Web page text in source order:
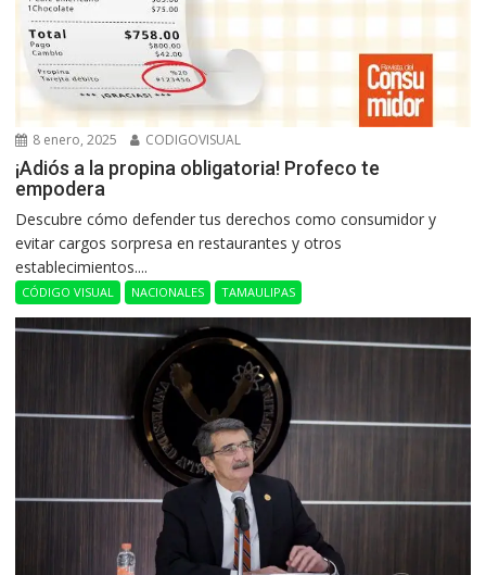
8 enero, 2025 CODIGOVISUAL
¡Adiós a la propina obligatoria! Profeco te
empodera
Descubre cómo defender tus derechos como consumidor y
evitar cargos sorpresa en restaurantes y otros
establecimientos....
CÓDIGO VISUAL NACIONALES TAMAULIPAS